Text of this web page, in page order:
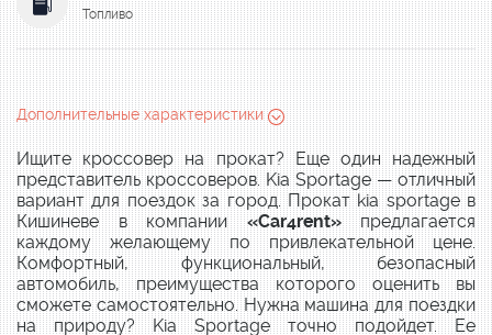
Топливо
Дополнительные характеристики
Ищите кроссовер на прокат? Еще один надежный
представитель кроссоверов. Kia Sportage — отличный
вариант для поездок за город. Прокат kia sportage в
Кишиневе в компании«Car4rent»предлагается
каждому желающему по привлекательной цене.
Комфортный, функциональный, безопасный
автомобиль, преимущества которого оценить вы
сможете самостоятельно. Нужна машина для поездки
на природу? Kia Sportage точно подойдет. Ее